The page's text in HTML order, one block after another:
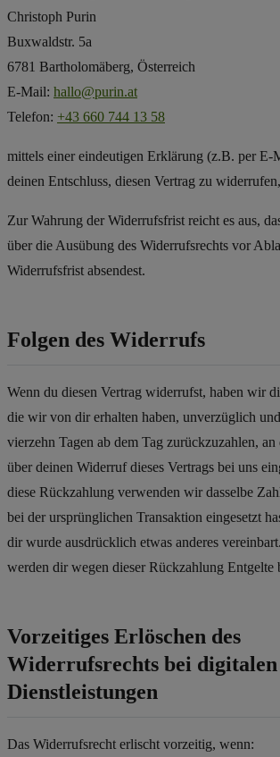
Christoph Purin
Buxwaldstr. 5a
6781 Bartholomäberg, Österreich
E-Mail: hallo@purin.at
Telefon: +43 660 744 13 58
mittels einer eindeutigen Erklärung (z.B. per E-
deinen Entschluss, diesen Vertrag zu
Zur Wahrung der Widerrufsfrist reicht es aus,
über die Ausübung des Widerrufsrechts vor
Widerrufsfrist absendest.
Folgen des Widerrufs
Wenn du diesen Vertrag widerrufst, haben wir
die wir von dir erhalten haben, unverzüglich
vierzehn Tagen ab dem Tag zurückzuzahlen,
über deinen Widerruf dieses Vertrags bei uns
diese Rückzahlung verwenden wir dasselbe
bei der ursprünglichen Transaktion eingesetzt
dir wurde ausdrücklich etwas anderes
werden dir wegen dieser Rückzahlung Entgelte
Vorzeitiges Erlöschen des
Widerrufsrechts bei digitalen
Dienstleistungen
Das Widerrufsrecht erlischt vorzeitig, wenn: